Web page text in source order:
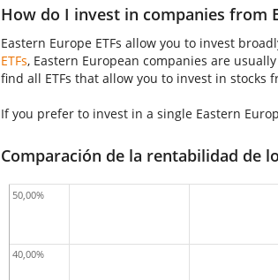
How do I invest in companies from
Eastern Europe ETFs allow you to invest
ETFs, Eastern European companies are
find all ETFs that allow you to invest in stocks
If you prefer to invest in a single Eastern
Comparación de la rentabilidad de
40,00%
50,00%